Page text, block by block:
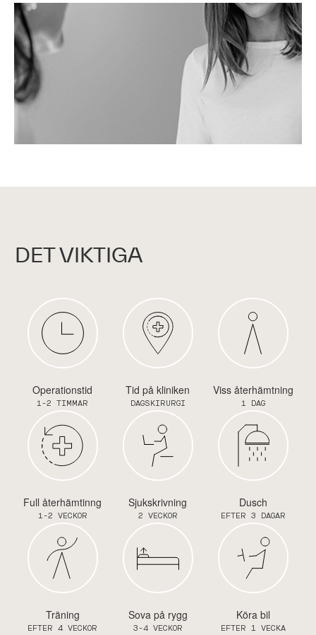
DET VIKTIGA
Operationstid
1-2 TIMMAR
Tid på kliniken
DAGSKIRURGI
Viss återhämtning
1 DAG
Full återhämtinng
1-2 VECKOR
Sjukskrivning
2 VECKOR
Dusch
EFTER 3 DAGAR
Träning
EFTER 4 VECKOR
Sova på rygg
3-4 VECKOR
Köra bil
EFTER 1 VECKA